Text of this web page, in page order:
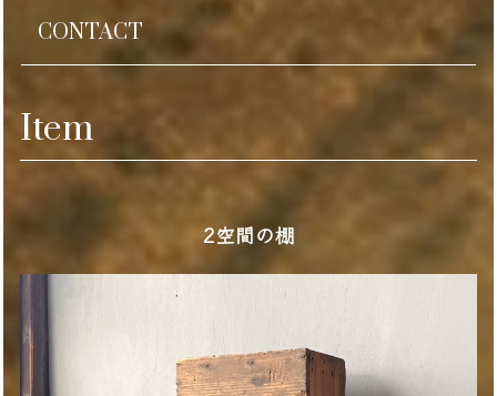
CONTACT
Item
2空間の棚